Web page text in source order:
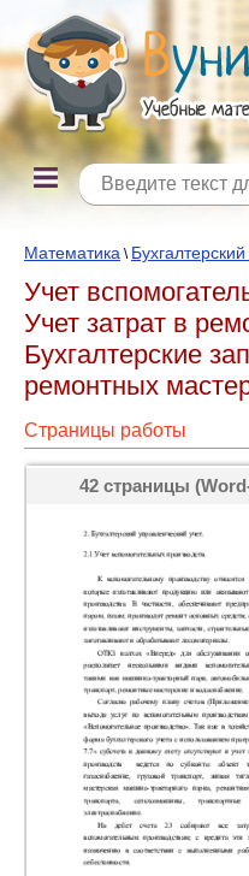
Математика \
Учет
Учет затрат в
Бухгалтерские
ремонтных
Страницы работы
42 страницы